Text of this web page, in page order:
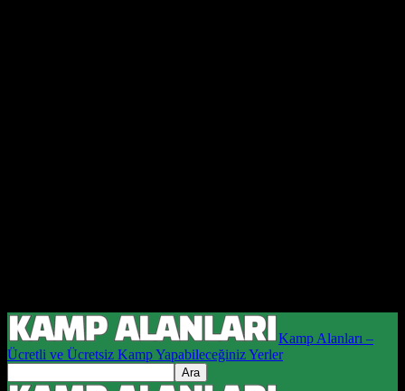
Kamp Alanları –
Ücretli ve Ücretsiz Kamp Yapabileceğiniz Yerler